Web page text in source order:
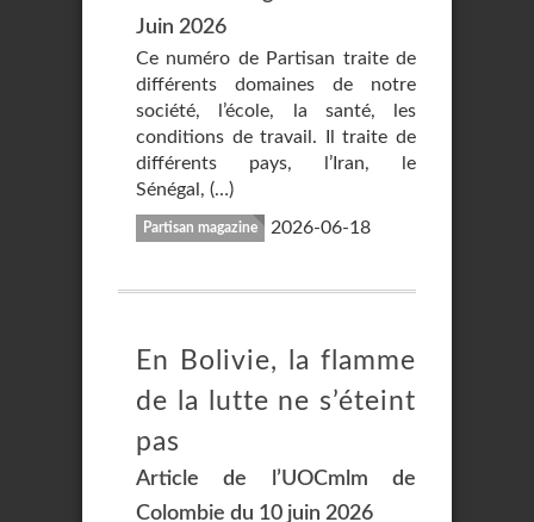
Juin 2026
Ce numéro de Partisan traite de
différents domaines de notre
société, l’école, la santé, les
conditions de travail. Il traite de
différents pays, l’Iran, le
Sénégal, (…)
Partisan magazine 2026-06-18
En Bolivie, la flamme
de la lutte ne s’éteint
pas
Article de l’UOCmlm de
Colombie du 10 juin 2026